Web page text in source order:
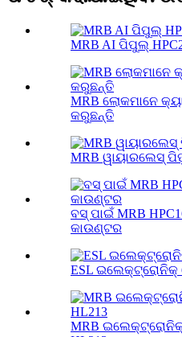
MRB AI ପିପୁଲ୍
MRB ଲୋକମାନେ
କରୁଛନ୍ତି
MRB ୱାୟାରଲେସ୍
ବସ୍ ପାଇଁ MRB
କାଉଣ୍ଟର
ESL
MRB